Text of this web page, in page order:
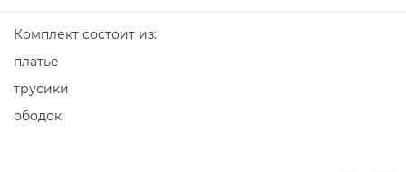
Комплект состоит из:
платье
трусики
ободок